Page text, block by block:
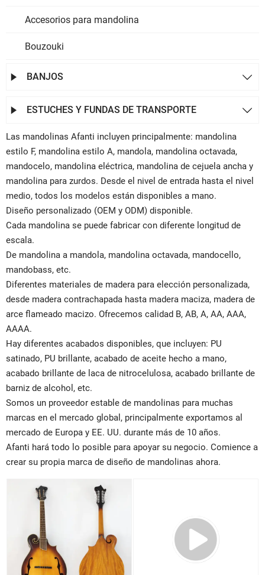
Accesorios para mandolina
Bouzouki
 BANJOS 
 ESTUCHES Y FUNDAS DE TRANSPORTE 
Las mandolinas Afanti incluyen principalmente: mandolina
estilo F, mandolina estilo A, mandola, mandolina octavada,
mandocelo, mandolina eléctrica, mandolina de cejuela ancha y
mandolina para zurdos. Desde el nivel de entrada hasta el nivel
medio, todos los modelos están disponibles a mano.
Diseño personalizado (OEM y ODM) disponible.
Cada mandolina se puede fabricar con diferente longitud de
escala.
De mandolina a mandola, mandolina octavada, mandocello,
mandobass, etc.
Diferentes materiales de madera para elección personalizada,
desde madera contrachapada hasta madera maciza, madera de
arce flameado macizo. Ofrecemos calidad B, AB, A, AA, AAA,
AAAA.
Hay diferentes acabados disponibles, que incluyen: PU
satinado, PU brillante, acabado de aceite hecho a mano,
acabado brillante de laca de nitrocelulosa, acabado brillante de
barniz de alcohol, etc.
Somos un proveedor estable de mandolinas para muchas
marcas en el mercado global, principalmente exportamos al
mercado de Europa y EE. UU. durante más de 10 años.
Afanti hará todo lo posible para apoyar su negocio. Comience a
crear su propia marca de diseño de mandolinas ahora.